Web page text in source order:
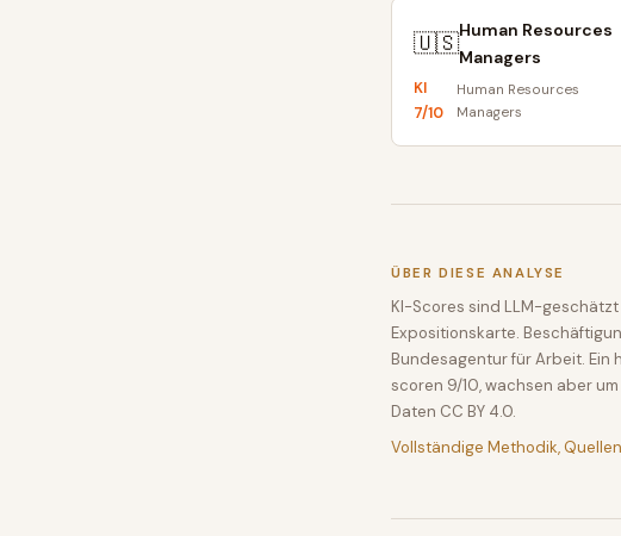
🇺🇸Human Resources
Managers
KI
7/10
Human Resources
Managers
ÜBER DIESE ANALYSE
KI-Scores sind LLM-
Expositionskarte.
Bundesagentur für Arbeit.
scoren 9/10, wachsen aber
Daten CC BY 4.0.
Vollständige Methodik,